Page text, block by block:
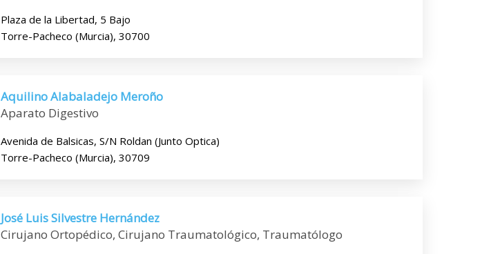
Plaza de la Libertad, 5 Bajo
Torre-Pacheco (Murcia), 30700
Aquilino Alabaladejo Meroño
Aparato Digestivo
Avenida de Balsicas, S/N Roldan (Junto Optica)
Torre-Pacheco (Murcia), 30709
José Luis Silvestre Hernández
Cirujano Ortopédico, Cirujano Traumatológico, Traumatólogo